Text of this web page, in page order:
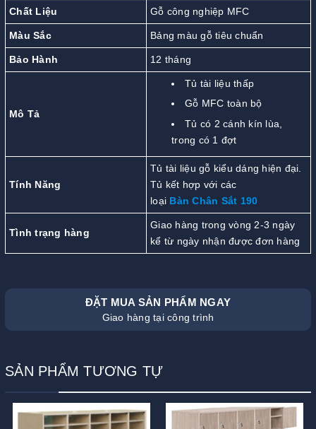
Chất Liệu Gỗ công nghiệp MFC
Màu Sắc Bảng màu gỗ tiêu chuẩn
Bảo Hành 12 tháng
Mô Tả
Tủ tài liệu thấp
Gỗ MFC toàn bộ
Tủ có 2 cánh kín lùa,
trong có 1 đợt
Tính Năng
Tủ tài liệu gỗ kiểu dáng hiện đại.
Tủ kết hợp với các
loại Bàn Chân Sắt 190
Tình trạng hàng
Giao hàng trong vòng 2-3 ngày
kể từ ngày nhận được đơn hàng
ĐẶT MUA SẢN PHẨM NGAY
Giao hàng tại công trình
SẢN PHẨM TƯƠNG TỰ